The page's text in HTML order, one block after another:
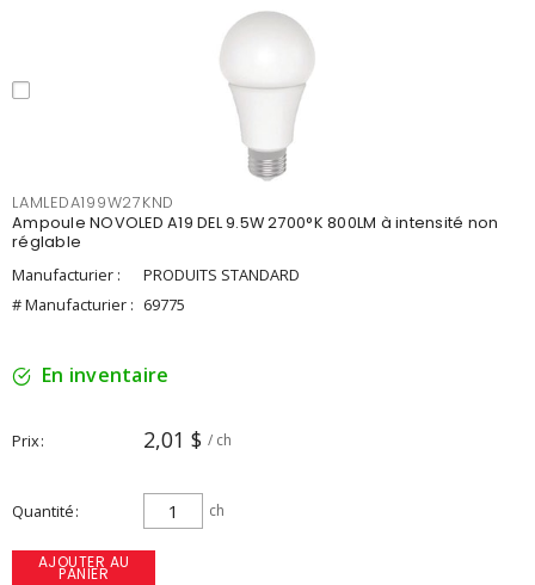
LAMLEDA199W27KND
Ampoule NOVOLED A19 DEL 9.5W 2700°K 800LM à intensité non
réglable
Manufacturier :
PRODUITS STANDARD
# Manufacturier : 69775
En inventaire
Prix 2,01 $ / ch
Quantité ch
AJOUTER AU
PANIER